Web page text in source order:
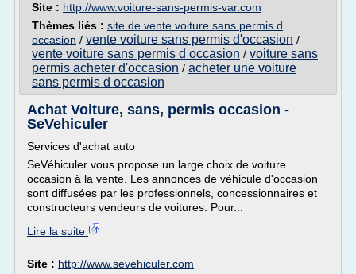
Site : http://www.voiture-sans-permis-var.com
Thèmes liés : site de vente voiture sans permis d
occasion / vente voiture sans permis d'occasion /
vente voiture sans permis d occasion / voiture sans
permis acheter d'occasion / acheter une voiture
sans permis d occasion
Achat Voiture, sans, permis occasion -
SeVehiculer
Services d'achat auto
SeVéhiculer vous propose un large choix de voiture
occasion à la vente. Les annonces de véhicule d'occasion
sont diffusées par les professionnels, concessionnaires et
constructeurs vendeurs de voitures. Pour...
Lire la suite
Site : http://www.sevehiculer.com